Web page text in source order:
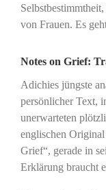
von Frauen. Es
Notes on Grief:
Adichies jüngste
persönlicher Text,
unerwarteten
englischen
Grief“, gerade in
Erklärung braucht